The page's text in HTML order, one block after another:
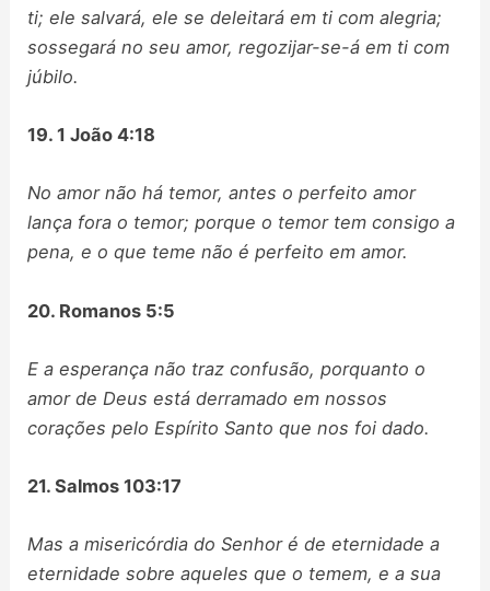
ti; ele salvará, ele se deleitará em ti com alegria;
sossegará no seu amor, regozijar-se-á em ti com
júbilo.
19. 1 João 4:18
No amor não há temor, antes o perfeito amor
lança fora o temor; porque o temor tem consigo a
pena, e o que teme não é perfeito em amor.
20. Romanos 5:5
E a esperança não traz confusão, porquanto o
amor de Deus está derramado em nossos
corações pelo Espírito Santo que nos foi dado.
21. Salmos 103:17
Mas a misericórdia do Senhor é de eternidade a
eternidade sobre aqueles que o temem, e a sua